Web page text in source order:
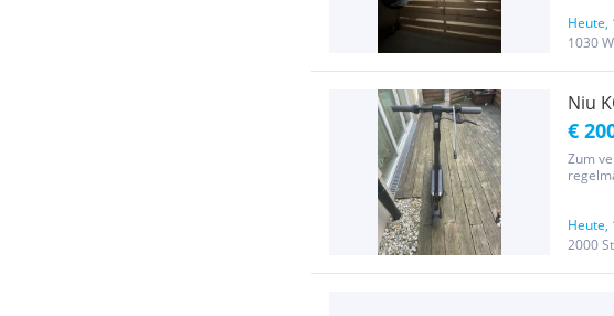
Heute,
1030
Niu
€
Zum
Heute,
2000